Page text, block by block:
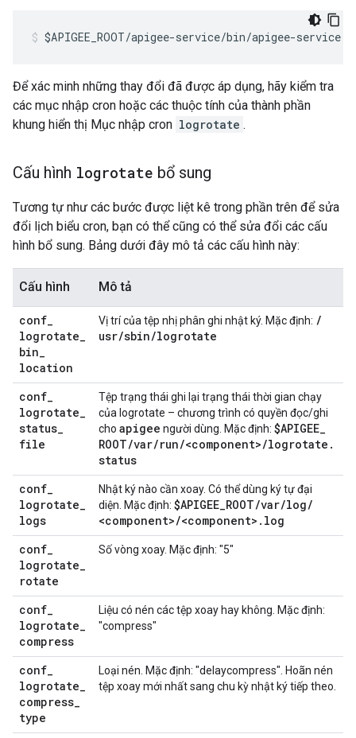
$APIGEE_ROOT/apigee-service/bin/apigee-service
Để xác minh những thay đổi đã được áp dụng, hãy kiểm tra
các mục nhập cron hoặc các thuộc tính của thành phần
khung hiển thị Mục nhập cron logrotate .
Cấu hình logrotate bổ sung
Tương tự như các bước được liệt kê trong phần trên để sửa
đổi lịch biểu cron, bạn có thể cũng có thể sửa đổi các cấu
hình bổ sung. Bảng dưới đây mô tả các cấu hình này:
Cấu hình Mô tả
conf_
logrotate_
bin_
location
Vị trí của tệp nhị phân ghi nhật ký. Mặc định: /
usr/sbin/logrotate
conf_
logrotate_
status_
file
Tệp trạng thái ghi lại trạng thái thời gian chạy
của logrotate – chương trình có quyền đọc/ghi
cho apigee người dùng. Mặc định: $APIGEE_
ROOT/var/run/<component>/logrotate .
status
conf_
logrotate_
logs
Nhật ký nào cần xoay. Có thể dùng ký tự đại
diện. Mặc định: $APIGEE_ROOT/var/log/
<component>/<component> . log
conf_
logrotate_
rotate
Số vòng xoay. Mặc định: "5"
conf_
logrotate_
compress
Liệu có nén các tệp xoay hay không. Mặc định:
"compress"
conf_
logrotate_
compress_
type
Loại nén. Mặc định: "delaycompress". Hoãn nén
tệp xoay mới nhất sang chu kỳ nhật ký tiếp theo.